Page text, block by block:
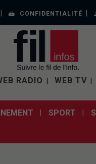
CONFIDENTIALITÉ
RADIO WEB TV
SPORT